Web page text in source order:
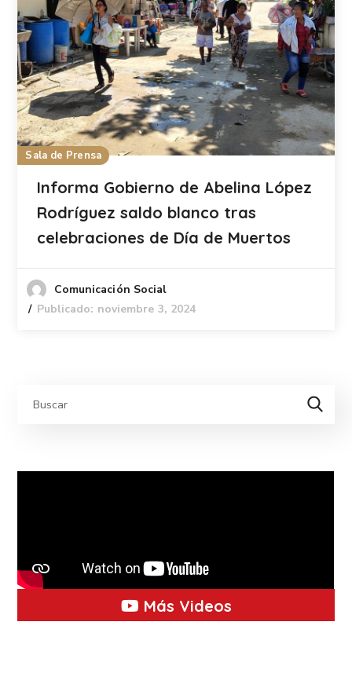
Sala de Prensa
Informa Gobierno de Abelina López
Rodríguez saldo blanco tras
celebraciones de Día de Muertos
Comunicación Social
Publicado: noviembre 3, 2024
Más Videos